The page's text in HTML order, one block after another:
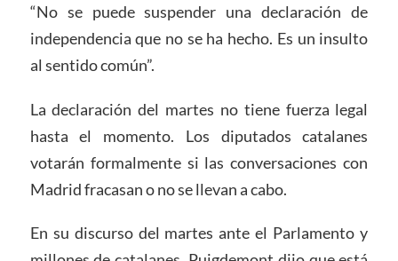
“No se puede suspender una declaración de
independencia que no se ha hecho. Es un insulto
al sentido común”.
La declaración del martes no tiene fuerza legal
hasta el momento. Los diputados catalanes
votarán formalmente si las conversaciones con
Madrid fracasan o no se llevan a cabo.
En su discurso del martes ante el Parlamento y